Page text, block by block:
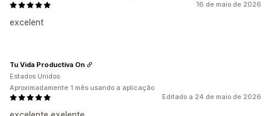
16 de maio de 2026
excelent
Editado a 24 de maio de 2026
Tu Vida Productiva On
Estados Unidos
Aproximadamente 1 mês usando a aplicação